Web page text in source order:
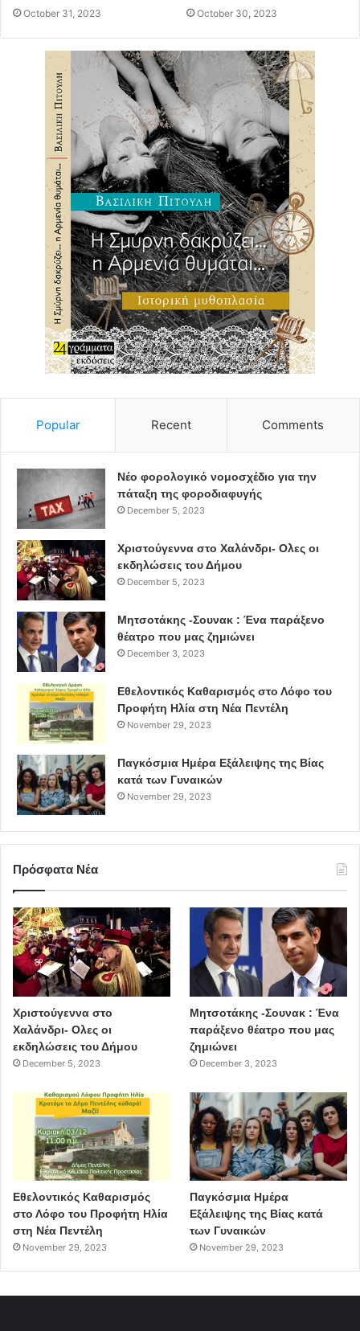
October 31, 2023 October 30, 2023
Popular Recent Comments
Νέο φορολογικό νομοσχέδιο για την
πάταξη της φοροδιαφυγής
December 5, 2023
Χριστούγεννα στο Χαλάνδρι- Ολες οι
εκδηλώσεις του Δήμου
December 5, 2023
Μητσοτάκης -Σουνακ : Ένα παράξενο
θέατρο που μας ζημιώνει
December 3, 2023
Εθελοντικός Καθαρισμός στο Λόφο του
Προφήτη Ηλία στη Νέα Πεντέλη
November 29, 2023
Παγκόσμια Ημέρα Εξάλειψης της Βίας
κατά των Γυναικών
November 29, 2023
Πρόσφατα Νέα
Χριστούγεννα στο
Χαλάνδρι- Ολες οι
εκδηλώσεις του Δήμου
December 5, 2023
Μητσοτάκης -Σουνακ : Ένα
παράξενο θέατρο που μας
ζημιώνει
December 3, 2023
Εθελοντικός Καθαρισμός
στο Λόφο του Προφήτη Ηλία
στη Νέα Πεντέλη
November 29, 2023
Παγκόσμια Ημέρα
Εξάλειψης της Βίας κατά
των Γυναικών
November 29, 2023